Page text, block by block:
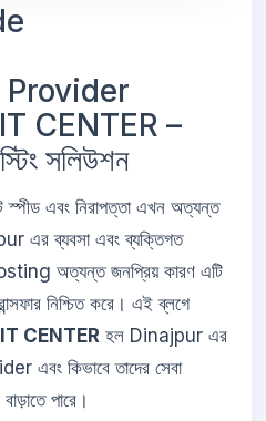
CENTER –
সলিউশন
স্পীড এবং নিরাপত্তা এখন অত্যন্ত
এর ব্যবসা এবং ব্যক্তিগত
অত্যন্ত জনপ্রিয় কারণ এটি
নিশ্চিত করে। এই ব্লগে
CENTER হল Dinajpur এর
এবং কিভাবে তাদের সেবা
পারে।